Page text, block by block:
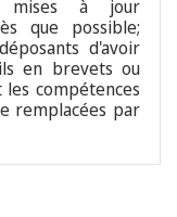
mises à jour
que possible;
d'avoir
en brevets ou
compétences
remplacées par